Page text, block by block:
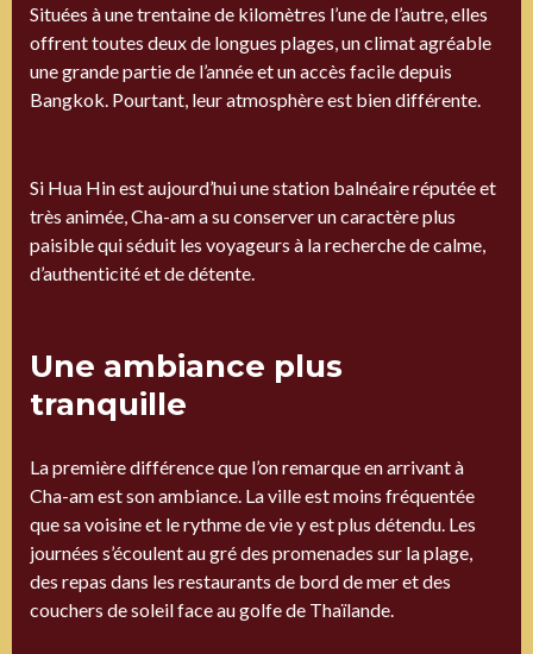
Situées à une trentaine de kilomètres l’une de l’autre, elles
offrent toutes deux de longues plages, un climat agréable
une grande partie de l’année et un accès facile depuis
Bangkok. Pourtant, leur atmosphère est bien différente.
Si Hua Hin est aujourd’hui une station balnéaire réputée et
très animée, Cha-am a su conserver un caractère plus
paisible qui séduit les voyageurs à la recherche de calme,
d’authenticité et de détente.
Une ambiance plus
tranquille
La première différence que l’on remarque en arrivant à
Cha-am est son ambiance. La ville est moins fréquentée
que sa voisine et le rythme de vie y est plus détendu. Les
journées s’écoulent au gré des promenades sur la plage,
des repas dans les restaurants de bord de mer et des
couchers de soleil face au golfe de Thaïlande.